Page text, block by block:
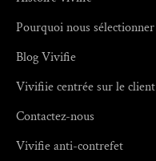
Pourquoi nous sélectionner
Blog Vivifie
Vivifiie centrée sur le client
Contactez-nous
Vivifie anti-contrefet